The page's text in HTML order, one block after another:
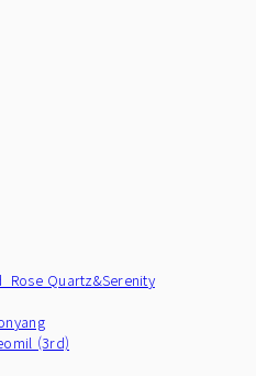
Quartz&Serenity
(3rd)